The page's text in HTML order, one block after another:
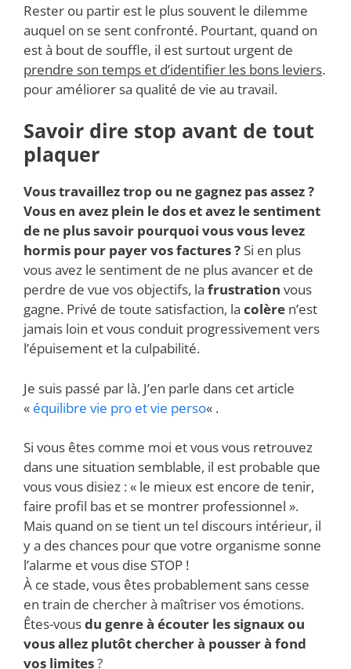
Rester ou partir est le plus souvent le dilemme
auquel on se sent confronté. Pourtant, quand on
est à bout de souffle, il est surtout urgent de
prendre son temps et d’identifier les bons leviers.
pour améliorer sa qualité de vie au travail.
Savoir dire stop avant de tout
plaquer
Vous travaillez trop ou ne gagnez pas assez ?
Vous en avez plein le dos et avez le sentiment
de ne plus savoir pourquoi vous vous levez
hormis pour payer vos factures ? Si en plus
vous avez le sentiment de ne plus avancer et de
perdre de vue vos objectifs, la frustration vous
gagne. Privé de toute satisfaction, la colère n’est
jamais loin et vous conduit progressivement vers
l’épuisement et la culpabilité.
Je suis passé par là. J’en parle dans cet article
« équilibre vie pro et vie perso« .
Si vous êtes comme moi et vous vous retrouvez
dans une situation semblable, il est probable que
vous vous disiez : « le mieux est encore de tenir,
faire profil bas et se montrer professionnel ».
Mais quand on se tient un tel discours intérieur, il
y a des chances pour que votre organisme sonne
l’alarme et vous dise STOP !
À ce stade, vous êtes probablement sans cesse
en train de chercher à maîtriser vos émotions.
Êtes-vousdu genre à écouter les signaux ou
vous allez plutôt chercher à pousser à fond
vos limites?